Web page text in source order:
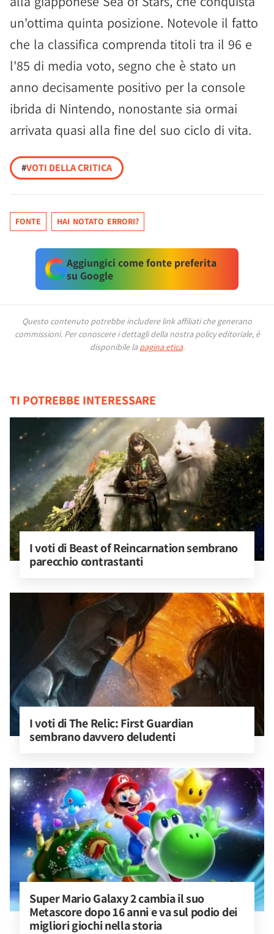
un'ottima quinta posizione. Notevole il fatto
che la classifica comprenda titoli tra il 96 e
l'85 di media voto, segno che è stato un
anno decisamente positivo per la console
ibrida di Nintendo, nonostante sia ormai
arrivata quasi alla fine del suo ciclo di vita.
#VOTI DELLA CRITICA
FONTE HAI NOTATO ERRORI?
Aggiungici come fonte preferita
su Google
Questo contenuto potrebbe includere link affiliati che generano
commissioni. Per conoscere i dettagli della nostra policy editoriale, è
disponibile la pagina etica.
TI POTREBBE INTERESSARE
I voti di Beast of Reincarnation sembrano
parecchio contrastanti
I voti di The Relic: First Guardian
sembrano davvero deludenti
Super Mario Galaxy 2 cambia il suo
Metascore dopo 16 anni e va sul podio dei
migliori giochi nella storia